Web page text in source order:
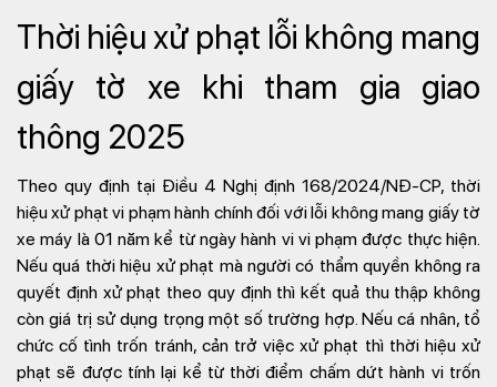
Thời hiệu xử phạt lỗi không mang
giấy tờ xe khi tham gia giao
thông 2025
Theo quy định tại Điều 4 Nghị định 168/2024/NĐ-CP, thời
hiệu xử phạt vi phạm hành chính đối với lỗi không mang giấy tờ
xe máy là 01 năm kể từ ngày hành vi vi phạm được thực hiện.
Nếu quá thời hiệu xử phạt mà người có thẩm quyền không ra
quyết định xử phạt theo quy định thì kết quả thu thập không
còn giá trị sử dụng trọng một số trường hợp. Nếu cá nhân, tổ
chức cố tình trốn tránh, cản trở việc xử phạt thì thời hiệu xử
phạt sẽ được tính lại kể từ thời điểm chấm dứt hành vi trốn